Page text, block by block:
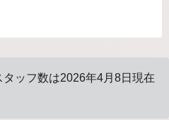
ッフ数は2026年4月8日現在